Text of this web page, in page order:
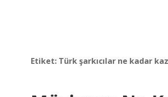
Etiket: Türk şarkıcılar ne kadar